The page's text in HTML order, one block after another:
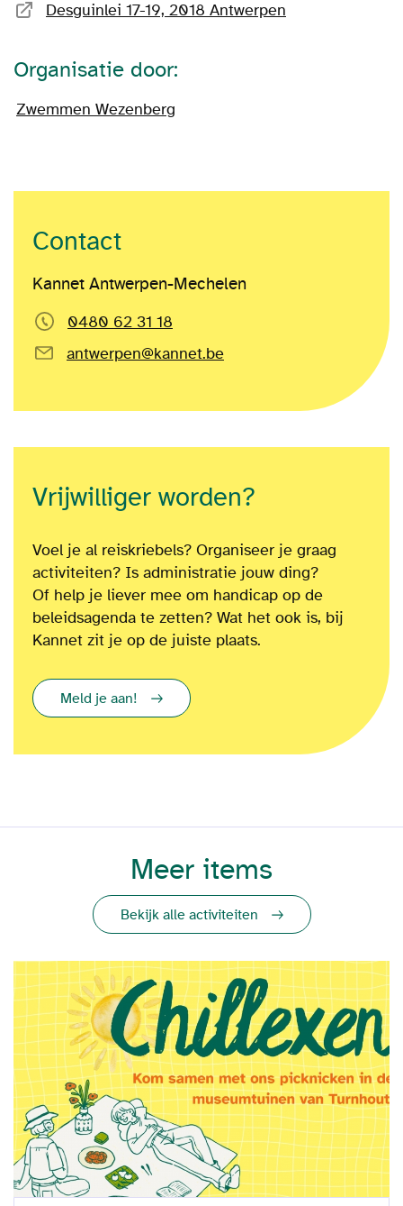
Desguinlei 17-19, 2018 Antwerpen
Organisatie door:
Zwemmen Wezenberg
Contact
Kannet Antwerpen-Mechelen
0480 62 31 18
antwerpen@kannet.be
Vrijwilliger worden?
Voel je al reiskriebels? Organiseer je graag
activiteiten? Is administratie jouw ding?
Of help je liever mee om handicap op de
beleidsagenda te zetten? Wat het ook is, bij
Kannet zit je op de juiste plaats.
Meld je aan!
Meer items
Bekijk alle activiteiten